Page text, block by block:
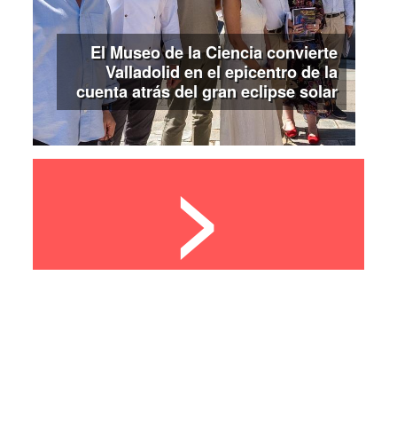
El Museo de la Ciencia convierte
Valladolid en el epicentro de la
cuenta atrás del gran eclipse solar
>